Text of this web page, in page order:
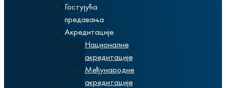
Гостујућа
предавања
Акредитације
Националне
акредитације
Међународне
акредитације